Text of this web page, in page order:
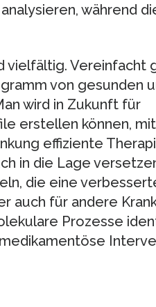
während
vielfältig. Vereinfacht
von gesunden
wird in Zukunft für
erstellen können,
effiziente
in die Lage
die eine
auch für andere
Prozesse